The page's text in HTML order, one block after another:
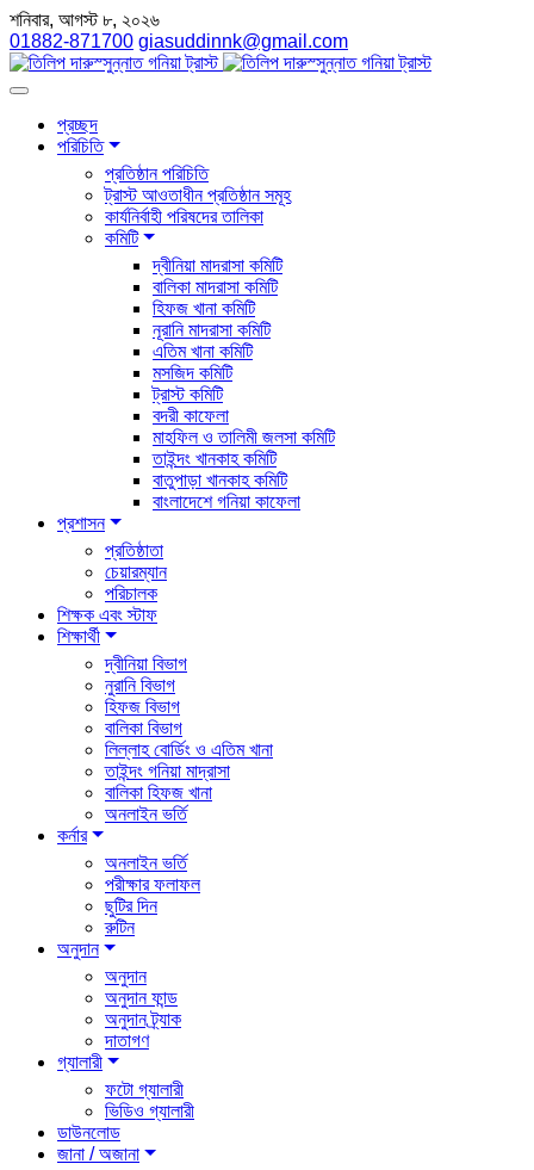
শনিবার, আগস্ট ৮, ২০২৬
01882-871700 giasuddinnk@gmail.com
প্রচ্ছদ
পরিচিতি
প্রতিষ্ঠান পরিচিতি
ট্রাস্ট আওতাধীন প্রতিষ্ঠান সমূহ
কার্যনির্বাহী পরিষদের তালিকা
কমিটি
দ্বীনিয়া মাদরাসা কমিটি
বালিকা মাদরাসা কমিটি
হিফজ খানা কমিটি
নূরানি মাদরাসা কমিটি
এতিম খানা কমিটি
মসজিদ কমিটি
ট্রাস্ট কমিটি
বদরী কাফেলা
মাহফিল ও তালিমী জলসা কমিটি
তাইন্দং খানকাহ কমিটি
বাতুপাড়া খানকাহ কমিটি
বাংলাদেশে গনিয়া কাফেলা
প্রশাসন
প্রতিষ্ঠাতা
চেয়ারম্যান
পরিচালক
শিক্ষক এবং স্টাফ
শিক্ষার্থী
দ্বীনিয়া বিভাগ
নুরানি বিভাগ
হিফজ বিভাগ
বালিকা বিভাগ
লিল্লাহ বোর্ডিং ও এতিম খানা
তাইন্দং গনিয়া মাদ্রাসা
বালিকা হিফজ খানা
অনলাইন ভর্তি
কর্নার
অনলাইন ভর্তি
পরীক্ষার ফলাফল
ছুটির দিন
রুটিন
অনুদান
অনুদান
অনুদান ফান্ড
অনুদান ট্র্যাক
দাতাগণ
গ্যালারী
ফটো গ্যালারী
ভিডিও গ্যালারী
ডাউনলোড
জানা / অজানা